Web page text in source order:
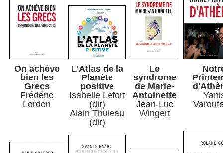
On achève
bien les
Grecs
Frédéric
Lordon
L'Atlas de la
Planète
positive
Isabelle Lefort
(dir)
Alain Thuleau
(dir)
Le
syndrome
de Marie-
Antoinette
Jean-Luc
Wingert